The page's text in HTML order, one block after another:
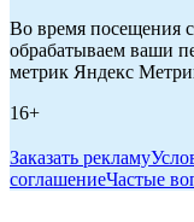
Во время посещения
обрабатываем ваши
метрик Яндекс
16+
Заказать рекламу
соглашениеЧастые